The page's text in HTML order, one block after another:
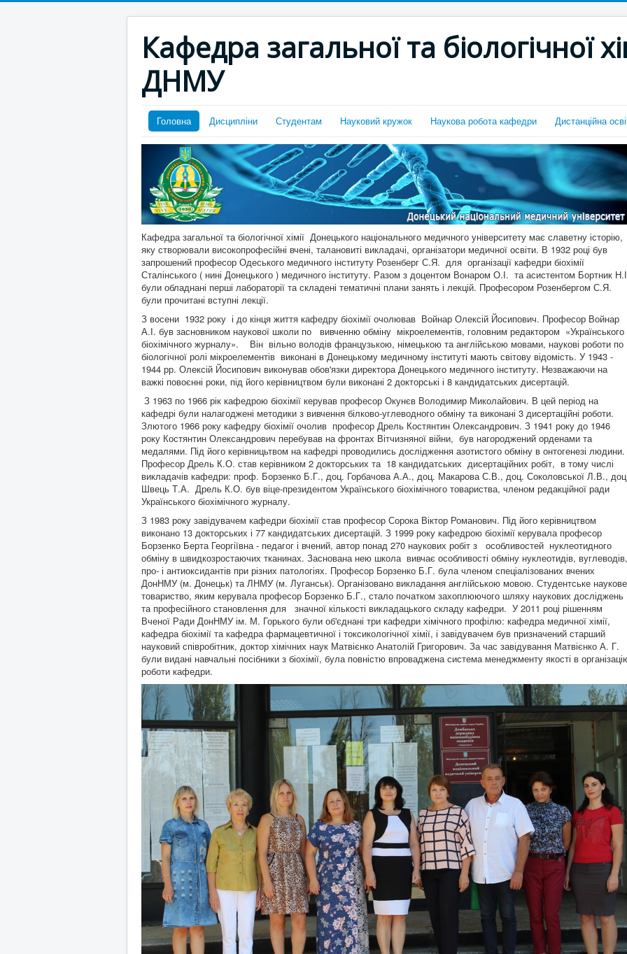
Кафедра загальної та біологічної
ДНМУ
Головна Дисципліни Студентам Науковий кружок Наукова робота кафедри Дистанційна
Кафедра загальної та біологічної хімії Донецького національного медичного університету має славетну історію,
яку створювали високопрофесійні вчені, талановиті викладачі, організатори медичної освіти. В 1932 році був
запрошений професор Одеського медичного інституту Розенберг С.Я. для організації кафедри біохімії
Сталінського ( нині Донецького ) медичного інституту. Разом з доцентом Вонаром О.І. та асистентом Бортник
були обладнані перші лабораторії та складені тематичні плани занять і лекцій. Професором Розенбергом С.Я.
були прочитані вступні лекції.
З восени 1932 року і до кінця життя кафедру біохімії очолював Войнар Олексій Йосипович. Професор Войнар
А.І. був засновником наукової школи по вивченню обміну мікроелементів, головним редактором «Українського
біохімічного журналу». Він вільно володів французькою, німецькою та англійською мовами, наукові роботи по
біологічної ролі мікроелементів виконані в Донецькому медичному інституті мають світову відомість. У 1943 -
1944 рр. Олексій Йосипович виконував обов'язки директора Донецького медичного інституту. Незважаючи на
важкі повоєнні роки, під його керівництвом були виконані 2 докторські і 8 кандидатських дисертацій.
З 1963 по 1966 рік кафедрою біохімії керував професор Окунєв Володимир Миколайович. В цей період на
кафедрі були налагоджені методики з вивчення білково-углеводного обміну та виконані 3 дисертаційні роботи.
Злютого 1966 року кафедру біохімії очолив професор Дрель Костянтин Олександрович. З 1941 року до 1946
року Костянтин Олександрович перебував на фронтах Вітчизняної війни, був нагороджений орденами та
медалями. Під його керівницьтвом на кафедрі проводились дослідження азотистого обміну в онтогенезі людини.
Професор Дрель К.О. став керівником 2 докторських та 18 кандидатських дисертаційних робіт, в тому числі
викладачів кафедри: проф. Борзенко Б.Г., доц. Горбачова А.А., доц. Макарова С.В., доц. Соколовської Л.В.,
Швець Т.А. Дрель К.О. був віце-президентом Українського біохімічного товариства, членом редакційної ради
Українського біохімічного журналу.
З 1983 року завідувачем кафедри біохімії став професор Сорока Віктор Романович. Під його керівництвом
виконано 13 докторських і 77 кандидатських дисертацій. З 1999 року кафедрою біохімії керувала професор
Борзенко Берта Георгіївна - педагог і вчений, автор понад 270 наукових робіт з особливостей нуклеотидного
обміну в швидкозростаючих тканинах. Заснована нею школа вивчає особливості обміну нуклеотидів, вуглеводів,
про- і антиоксидантів при різних патологіях. Професор Борзенко Б.Г. була членом спеціалізованих вчених
ДонНМУ (м. Донецьк) та ЛНМУ (м. Луганськ). Організовано викладання англійською мовою. Студентське наукове
товариство, яким керувала професор Борзенко Б.Г., стало початком захоплюючого шляху наукових досліджень
та професійного становлення для значної кількості викладацького складу кафедри. У 2011 році рішенням
Вченої Ради ДонНМУ ім. М. Горького були об'єднані три кафедри хімічного профілю: кафедра медичної хімії,
кафедра біохімії та кафедра фармацевтичної і токсикологічної хімії, і завідувачем був призначений старший
науковий співробітник, доктор хімічних наук Матвієнко Анатолій Григорович. За час завідування Матвієнко А. Г.
були видані навчальні посібники з біохімії, була повністю впроваджена система менеджменту якості в
роботи кафедри.